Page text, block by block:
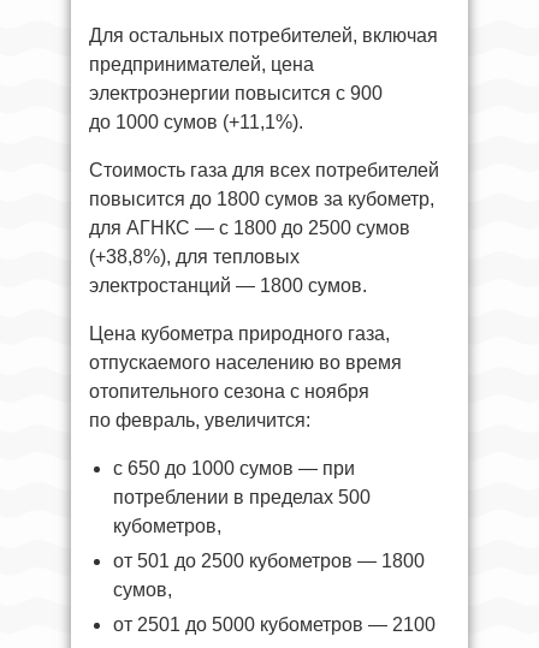
Для остальных потребителей, включая
предпринимателей, цена
электроэнергии повысится с 900
до 1000 сумов (+11,1%).
Стоимость газа для всех потребителей
повысится до 1800 сумов за кубометр,
для АГНКС — с 1800 до 2500 сумов
(+38,8%), для тепловых
электростанций — 1800 сумов.
Цена кубометра природного газа,
отпускаемого населению во время
отопительного сезона с ноября
по февраль, увеличится:
с 650 до 1000 сумов — при
потреблении в пределах 500
кубометров,
от 501 до 2500 кубометров — 1800
сумов,
от 2501 до 5000 кубометров — 2100